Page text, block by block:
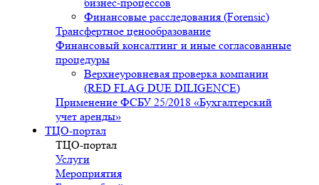
Финансовые расследования (Forensic)
Трансфертное ценообразование
Финансовый консалтинг и иные согласованные
процедуры
Верхнеуровневая проверка компании
(RED FLAG DUE DILIGENCE)
Применение ФСБУ 25/2018 «Бухгалтерский
учет аренды»
ТЦО-портал
ТЦО-портал
Услуги
Мероприятия